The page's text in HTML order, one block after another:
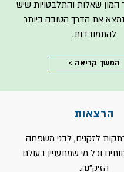
המון שאלות והתלבטויות שיש
את הדרך הטובה ביותר
להתמודדות.
< המשך קריאה
הרצאות
לזקנים, לבני משפחה
וכל מי שמתעניין בעולם
הזיק"נה.